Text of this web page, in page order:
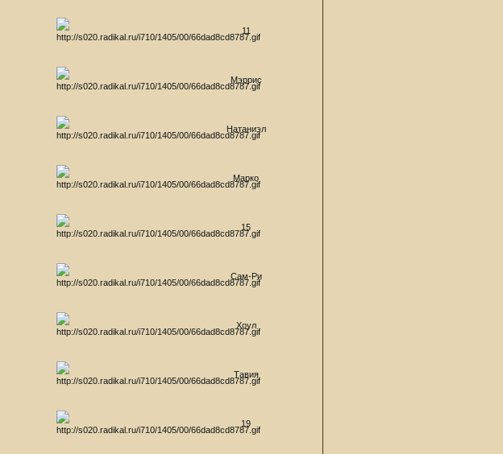
11
Мэррис
Натаниэл
Марко
15
Сам-Ри
Хоул
Тавия
19